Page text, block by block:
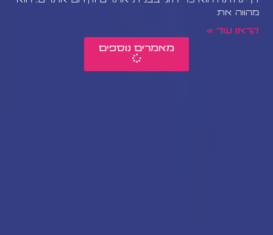
מהווה את
קראו עוד »
מאמרים נוספים